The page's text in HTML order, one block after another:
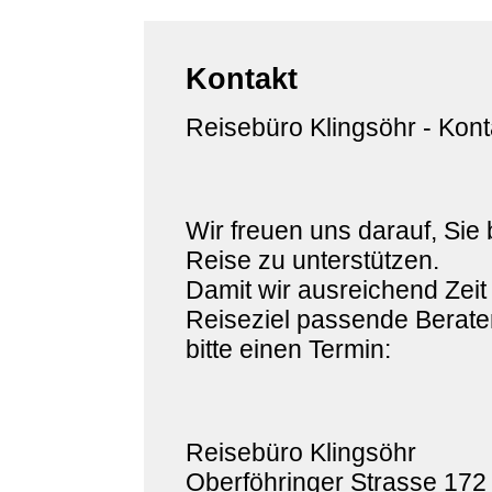
Kontakt
Reisebüro Klingsöhr -
Wir freuen uns darauf,
Reise zu unterstützen.
Damit wir ausreichend
Reiseziel passende
bitte einen Termin:
Reisebüro Klingsöhr
Oberföhringer Strasse 172